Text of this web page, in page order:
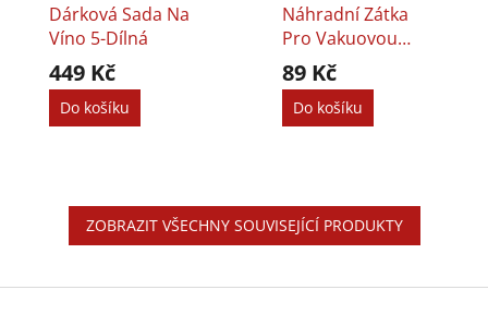
Dárková Sada Na
Víno 5-Dílná
449 Kč
Do košíku
Náhradní Zátka
Pro Vakuovou
Pumpičku - 2 Ks
89 Kč
Do košíku
ZOBRAZIT VŠECHNY SOUVISEJÍCÍ PRODUKTY